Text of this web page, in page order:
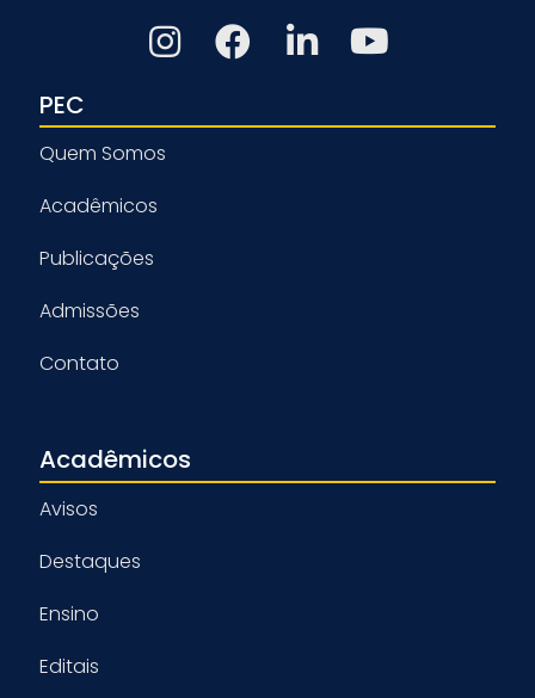
PEC
Quem Somos
Acadêmicos
Publicações
Admissões
Contato
Acadêmicos
Avisos
Destaques
Ensino
Editais